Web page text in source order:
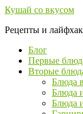
Перейти
контенту
Кушай со вкусом
Рецепты и
Блог
Первые
Вторые
Блюда
Блюда
Блюда